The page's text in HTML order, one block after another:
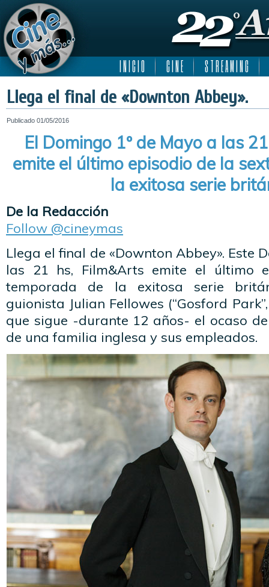
I N I C I O C I N E S T R E A M I N G
Llega el final de «Downton Abbey».
Publicado 01/05/2016
El Domingo 1º de Mayo a las
emite el último episodio de la
la exitosa serie
De la Redacción
Follow @cineymas
Llega el final de «Downton Abbey». Este
las 21 hs, Film&Arts emite el último
temporada de la exitosa serie
guionista Julian Fellowes (“Gosford
que sigue -durante 12 años- el ocaso
de una familia inglesa y sus empleados.